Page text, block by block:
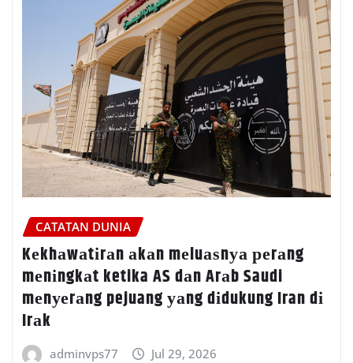
CATATAN DUNIA
Kеkhаwаtіrаn аkаn mеluаѕnуа реrаng
mеnіngkаt ketika AS dаn Arаb Saudi
mеnуеrаng pejuang уаng dіdukung Iran dі
Irаk
adminvps77 Jul 29, 2026